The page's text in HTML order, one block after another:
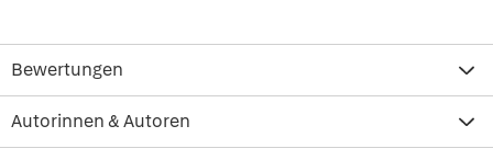
Bewertungen
Autorinnen & Autoren